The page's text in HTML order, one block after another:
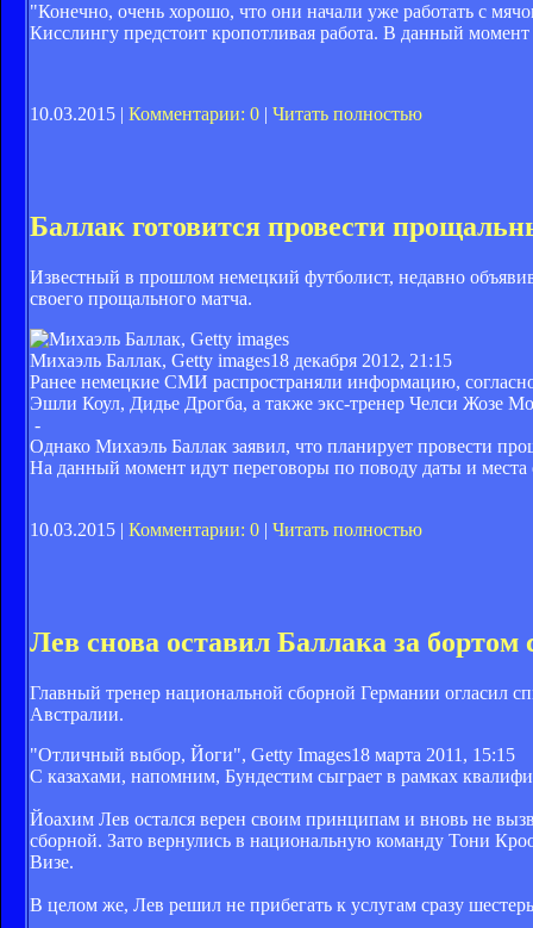
"Конечно, очень хорошо, что они начали уже работать с
Кисслингу предстоит кропотливая работа. В данный
10.03.2015 | Комментарии: 0 | Читать полностью
Баллак готовится провести
Известный в прошлом немецкий футболист, недавно
своего прощального матча.
Михаэль Баллак, Getty images18 декабря 2012, 21:15
Ранее немецкие СМИ распространяли информацию,
Эшли Коул, Дидье Дрогба, а также экс-тренер Челси Жозе
-
Однако Михаэль Баллак заявил, что планирует провести
На данный момент идут переговоры по поводу даты и места
10.03.2015 | Комментарии: 0 | Читать полностью
Лев снова оставил Баллака за бортом
Главный тренер национальной сборной Германии огласил
Австралии.
"Отличный выбор, Йоги", Getty Images18 марта 2011, 15:15
С казахами, напомним, Бундестим сыграет в рамках
Йоахим Лев остался верен своим принципам и вновь не
сборной. Зато вернулись в национальную команду Тони
Визе.
В целом же, Лев решил не прибегать к услугам сразу